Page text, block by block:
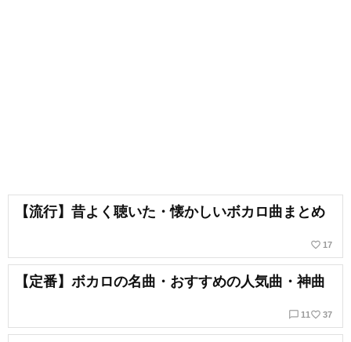
【流行】昔よく聴いた・懐かしいボカロ曲まとめ
favorite_border 17
【定番】ボカロの名曲・おすすめの人気曲・神曲
chat_bubble_outline 11 favorite_border 37